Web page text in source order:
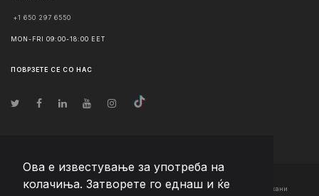
Ова е известување за употреба на
колачиња. Затворете го еднаш и ќе
+1 650 297 6550
MON-FRI 09:00-18:00 EET
ПОВРЗЕТЕ СЕ СО НАС
© Авторско право2026 Team Extension Macedonia - Сите права задржани